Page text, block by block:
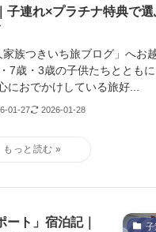
子連れ×プラチナ特典で
家族つきいち旅ブログ」へお
7歳・3歳の子供たちととも
におでかけしている旅好...
01-27 2026-01-28
子
ト」宿泊記｜